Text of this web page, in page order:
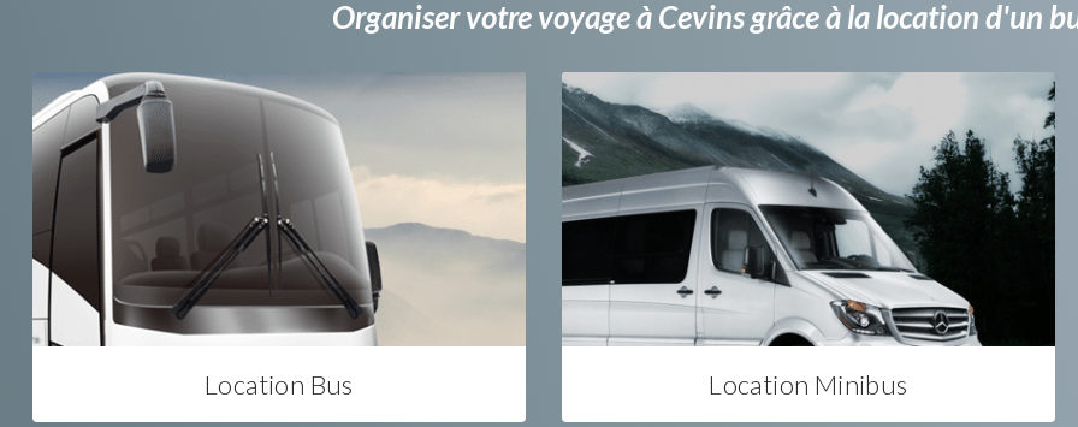
Organiser votre voyage à Cevins grâce à la location d'un
Location Bus Location Minibus